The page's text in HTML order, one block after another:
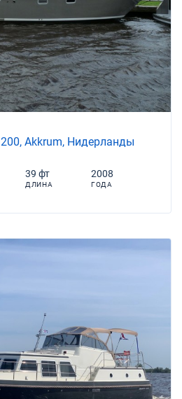
Akkrum, Нидерланды
39 фт
ДЛИНА
2008
ГОДА